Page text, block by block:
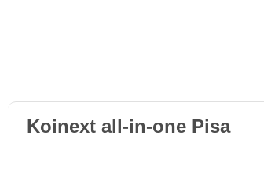
Koinext all-in-one Pisa